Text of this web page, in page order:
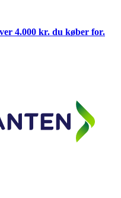
4.000 kr. du køber for.